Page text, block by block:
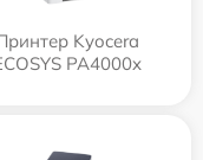
Kyocera
PA4000x